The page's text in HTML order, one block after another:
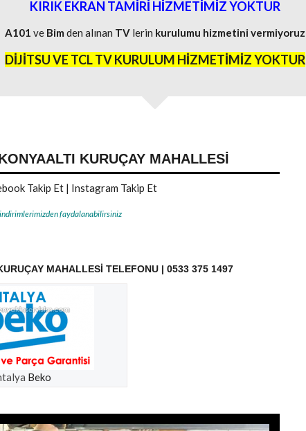
KIRIK EKRAN TAMİRİ HİZMETİMİZ YOKTUR
A101 ve Bim den alınan TV lerin kurulumu hizmetini vermiyoruz
DİJİTSU VE TCL TV KURULUM HİZMETİMİZ YOKTUR
KURUÇAY MAHALLESI
Takip Et | Instagram Takip Et
faydalanabilirsiniz
MAHALLESI TELEFONU | 0533 375 1497
Beko